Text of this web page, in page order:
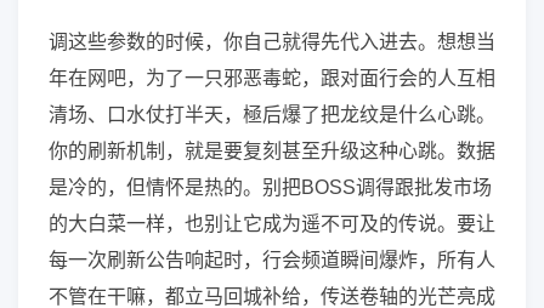
调这些参数的时候，你自己就得先代入进去。想想当
年在网吧，为了一只邪恶毒蛇，跟对面行会的人互相
清场、口水仗打半天，極后爆了把龙纹是什么心跳。
你的刷新机制，就是要复刻甚至升级这种心跳。数据
是冷的，但情怀是热的。别把BOSS调得跟批发市场
的大白菜一样，也别让它成为遥不可及的传说。要让
每一次刷新公告响起时，行会频道瞬间爆炸，所有人
不管在干嘛，都立马回城补给，传送卷轴的光芒亮成